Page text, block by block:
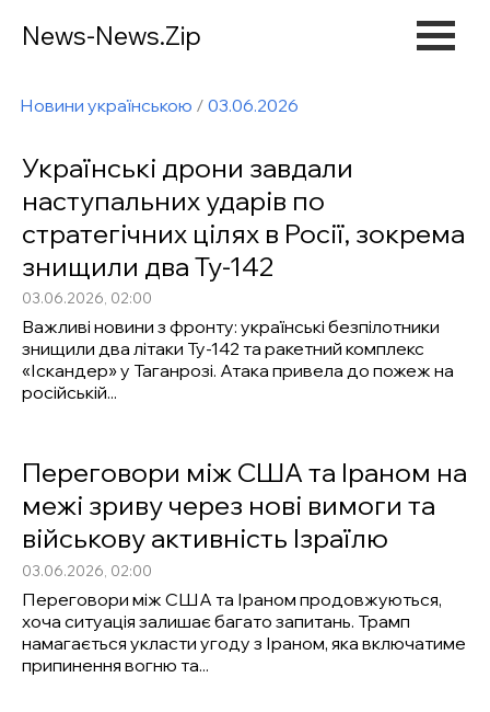
News-News.Zip
Новини українською / 03.06.2026
Українські дрони завдали
наступальних ударів по
стратегічних цілях в Росії, зокрема
знищили два Ту-142
03.06.2026, 02:00
Важливі новини з фронту: українські безпілотники
знищили два літаки Ту-142 та ракетний комплекс
«Іскандер» у Таганрозі. Атака привела до пожеж на
російській...
Переговори між США та Іраном на
межі зриву через нові вимоги та
військову активність Ізраїлю
03.06.2026, 02:00
Переговори між США та Іраном продовжуються,
хоча ситуація залишає багато запитань. Трамп
намагається укласти угоду з Іраном, яка включатиме
припинення вогню та...